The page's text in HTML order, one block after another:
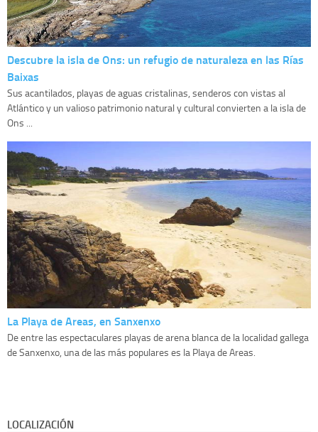
Descubre la isla de Ons: un refugio de naturaleza en las Rías
Baixas
Sus acantilados, playas de aguas cristalinas, senderos con vistas al
Atlántico y un valioso patrimonio natural y cultural convierten a la isla de
Ons ...
La Playa de Areas, en Sanxenxo
De entre las espectaculares playas de arena blanca de la localidad gallega
de Sanxenxo, una de las más populares es la Playa de Areas.
LOCALIZACIÓN